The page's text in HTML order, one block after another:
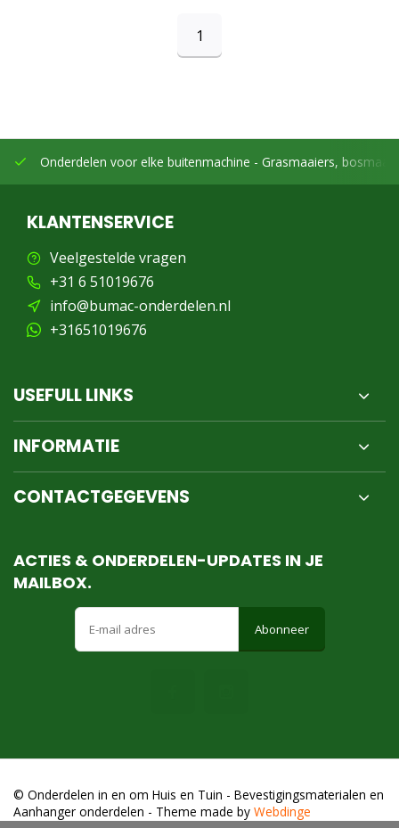
1
Onderdelen voor elke buitenmachine - Grasmaaiers,
KLANTENSERVICE
Veelgestelde vragen
+31 6 51019676
info@bumac-onderdelen.nl
+31651019676
USEFULL LINKS
INFORMATIE
CONTACTGEGEVENS
ACTIES & ONDERDELEN-UPDATES IN JE
MAILBOX.
Abonneer
© Onderdelen in en om Huis en Tuin - Bevestigingsmaterialen en
Aanhanger onderdelen - Theme made by Webdinge